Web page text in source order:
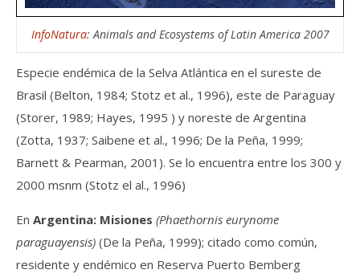
InfoNatura: Animals and Ecosystems of Latin America 2007
Especie endémica de la Selva Atlántica en el sureste de
Brasil (Belton, 1984; Stotz et al., 1996), este de Paraguay
(Storer, 1989; Hayes, 1995 ) y noreste de Argentina
(Zotta, 1937; Saibene et al., 1996; De la Peña, 1999;
Barnett & Pearman, 2001). Se lo encuentra entre los 300 y
2000 msnm (Stotz el al., 1996)
En Argentina: Misiones (Phaethornis eurynome
paraguayensis) (De la Peña, 1999); citado como común,
residente y endémico en Reserva Puerto Bemberg